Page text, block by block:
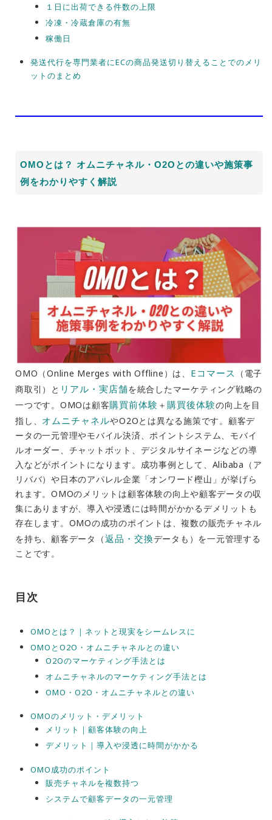
１日に出荷できる件数の上限
冷凍・冷蔵倉庫の有無
稼働日
発送代行を専門業者にECの商品発送切り替えることでのメリ
ットのまとめ
OMOとは？ オムニチャネル・O2Oとの違いや施策事
例をわかりやすく解説
OMO（Online Merges with Offline）は、 Eコマース
（電子
商取引）と リアル・実店舗を統合したマーケティング戦略の
一つです。OMOは顧客購買前体験 ＋ 購買後体験の向上を目
指し、 オムニチャネルやO2Oとは異なる施策です。顧客デ
ータの一元管理やモバイル決済、ポイントシステム、モバイ
ルオーダー、チャットボット、デジタルサイネージなどの導
入などがポイントになります。成功事例として、Alibaba（ア
リババ）や日本のアパレル企業「オンワード樫山」が挙げら
れます。OMOのメリットは顧客体験の向上や顧客データの収
集にありますが、導入や浸透には時間がかかるデメリットも
存在します。OMOの成功のポイントは、複数の販売チャネル
を持ち、顧客データ（返品・交換データも）を一元管理する
ことです。
目次
OMOとは？｜ネットと現実をシームレスに
OMOとO2O・オムニチャネルとの違い
O2Oのマーケティング手法とは
オムニチャネルのマーケティング手法とは
OMO・O2O・オムニチャネルとの違い
OMOのメリット・デメリット
メリット｜顧客体験の向上
デメリット｜導入や浸透に時間がかかる
OMO成功のポイント
販売チャネルを複数持つ
システムで顧客データの一元管理